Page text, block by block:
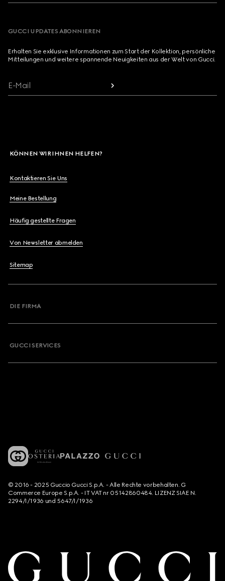
GUCCI UPDATES ABONNIEREN
Erhalten Sie exklusive Informationen zum Start der Kollektion, persönliche
Mitteilungen und weitere spannende Neuigkeiten aus der Welt von Gucci.
E-Mail
KÖNNEN WIR IHNEN HELFEN?
Kontaktieren Sie Uns
Meine Bestellung
Häufig gestellte Fragen
Von Newsletter abmelden
Sitemap
DIE FIRMA
GUCCI SERVICES
© 2016 - 2025 Guccio Gucci S.p.A. - Alle Rechte vorbehalten. G
Commerce Europe S.p.A. - IT VAT nr 05142860484. LIZENZ SIAE N.
2294/I/1936 und 5647/I/1936